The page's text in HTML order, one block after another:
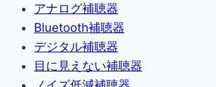
アナログ補聴器
Bluetooth補聴器
デジタル補聴器
目に見えない補聴器